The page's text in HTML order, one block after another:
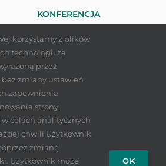
KONFERENCJA
KONTAKT
POLITYKA PRYWATNOŚCI
Bądź na bieżąco
korzystamy z plików
technologii za
przez
bez zmiany ustawień
zapewnienia
strony,
celach analitycznych
chwili Użytkownik
zmianę
Użytkownik może
OK